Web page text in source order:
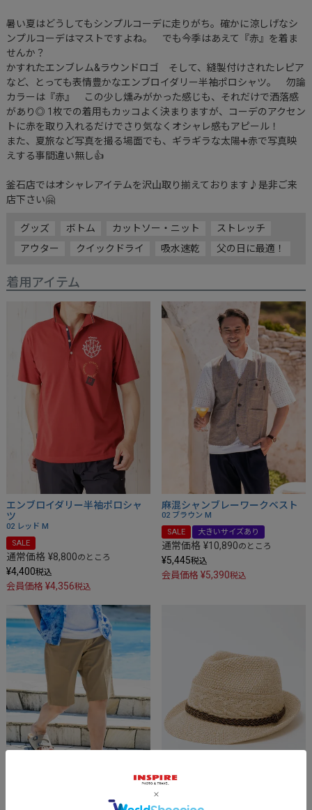
暑い夏はどうしてもシンプルコーデに走りがち。確かに涼しげなシ
ンプルコーデはマストですよね。　でも今季はあえて『赤』を着ま
せんか？
かすれたエンブレム&ラウンドロゴ　そして、縫製付けされたレピア
など、とっても表情豊かなエンブロイダリー半袖ポロシャツ。　勿論
カラーは『赤』　この少し燻みがかった感じも、それだけで洒落感
があり◎ 1枚での着用もカッコよく決まりますが、コーデのアクセン
トに赤を取り入れるだけでさり気なくオシャレ感もアピール！
また、夏旅など写真を撮る場面でも、ギラギラな太陽➕赤で写真映
えする事間違い無し👍
釜石店ではオシャレアイテムを沢山取り揃えております♪是非ご来
店下さい🤗
グッズ ボトム カットソー・ニット
ストレッチ
アウター
クイックドライ 吸水速乾 父の日に最適！
着用アイテム
エンブロイダリー半袖ポロシャ
ツ
02 レッド M
SALE
通常価格 ¥8,800のところ
¥4,400税込
会員価格 ¥4,356税込
麻混シャンブレーワークベスト
02 ブラウン M
SALE
大きいサイズあり
通常価格 ¥10,890のところ
¥5,445税込
会員価格 ¥5,390税込